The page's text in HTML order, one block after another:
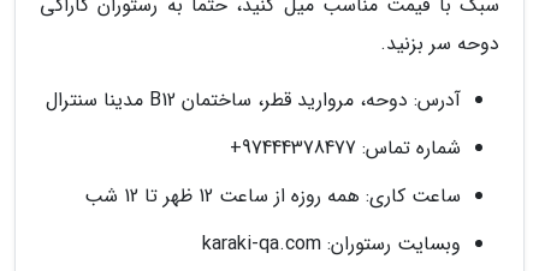
دوحه سر بزنید.
آدرس: دوحه، مروارید قطر، ساختمان B12 مدینا سنترال
شماره تماس: 97444378477+
ساعت کاری: همه روزه از ساعت 12 ظهر تا 12 شب
وبسایت رستوران: karaki-qa.com